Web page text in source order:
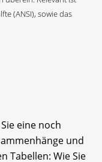
(ANSI), sowie das
eine noch
und
Tabellen: Wie Sie